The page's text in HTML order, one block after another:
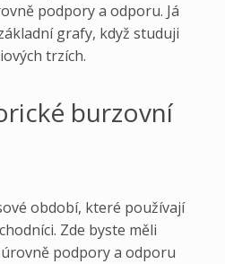
podpory a odporu. Já
grafy, když studuji
trzích.
burzovní
období, které používají
Zde byste měli
podpory a odporu